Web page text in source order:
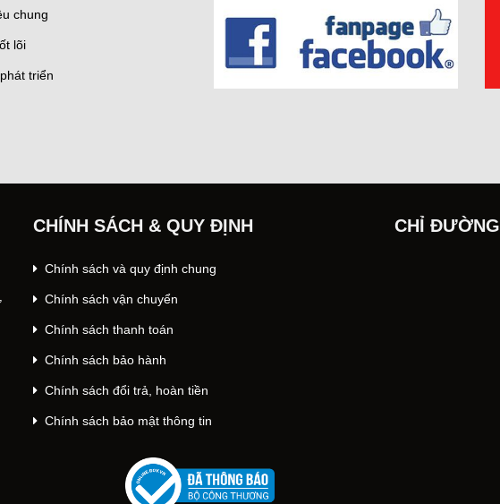
chung
lõi
triển
CHÍNH SÁCH & QUY ĐỊNH
Chính sách và quy định chung
Chính sách vận chuyển
Chính sách thanh toán
Chính sách bảo hành
Chính sách đổi trả, hoàn tiền
Chính sách bảo mật thông tin
CHỈ ĐƯỜNG